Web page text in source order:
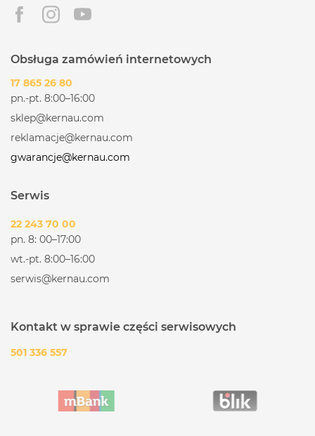
Obsługa zamówień internetowych
17 865 26 80
pn.-pt. 8:00–16:00
sklep@kernau.com
reklamacje@kernau.com
gwarancje@kernau.com
Serwis
22 243 70 00
pn. 8: 00–17:00
wt.-pt. 8:00–16:00
serwis@kernau.com
Kontakt w sprawie części serwisowych
501 336 557